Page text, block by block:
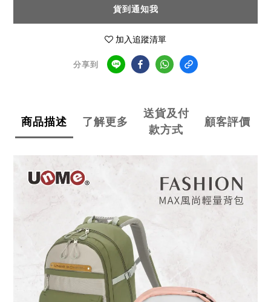
貨到通知我
加入追蹤清單
分享到
商品描述 了解更多
送貨及付
款方式
顧客評價